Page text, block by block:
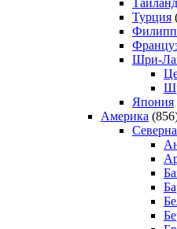
Турция
Шри-
Япония
Америка